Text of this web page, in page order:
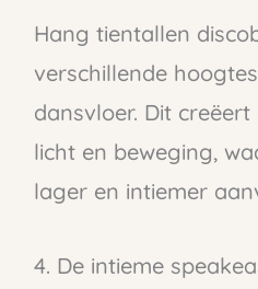
Hang tientallen
verschillende
dansvloer. Dit creëert
licht en beweging,
lager en intiemer
4. De intieme